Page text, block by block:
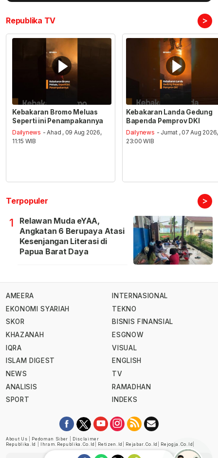
Republika TV >
Kebakaran Bromo Meluas
Seperti ini Penampakannya
Dailynews - Ahad , 09 Aug 2026,
11:15 WIB
Kebakaran Landa Gedung
Bapenda Pemprov DKI
Dailynews - Jumat , 07 Aug 2026,
23:00 WIB
Terpopuler >
1
Relawan Muda eYAA,
Angkatan 6 Berupaya Atasi
Kesenjangan Literasi di
Papua Barat Daya
AMEERA
EKONOMI SYARIAH
SKOR
KHAZANAH
IQRA
ISLAM DIGEST
NEWS
ANALISIS
SPORT
INTERNASIONAL
TEKNO
BISNIS FINANSIAL
ESGNOW
VISUAL
ENGLISH
TV
RAMADHAN
INDEKS
About Us Pedoman Siber
Disclaimer
Republika.id
Ihram.republika.co.id Retizen.id Rejabar.co.id Rejogja.co.id